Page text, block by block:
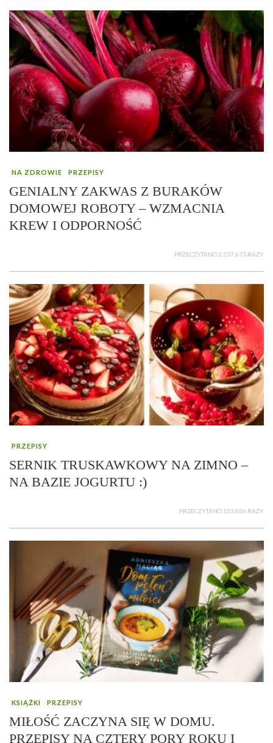
NA ZDROWIE PRZEPISY
GENIALNY ZAKWAS Z BURAKÓW
DOMOWEJ ROBOTY – WZMACNIA
KREW I ODPORNOŚĆ
PRZECZYTANO 2 237 673 RAZY
PRZEPISY
SERNIK TRUSKAWKOWY NA ZIMNO –
NA BAZIE JOGURTU :)
PRZECZYTANO 153 856 RAZY
KSIĄŻKI PRZEPISY
MIŁOŚĆ ZACZYNA SIĘ W DOMU.
PRZEPISY NA CZTERY PORY ROKU I